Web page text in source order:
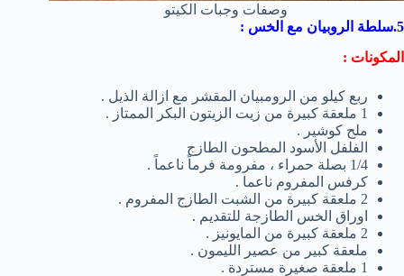
وصفات وجبات الكيتو
5.سلطة الروبيان مع الخس :
المكونات :
ربع كيلو من الرومبيان المقشر مع ازالة الذيل .
1 ملعقة كبيرة من زيت الزيتون البكر الممتاز .
ملح كوشير .
الفلفل الأسود المطحون الطازج
1/4 بصلة حمراء ، مفرومة فرماً ناعماً .
كرفس المفروم ناعما .
2 ملعقة كبيرة من الشبت الطازج المفروم .
اوراق الخس الطازجة للتقديم .
2 ملعقة كبيرة من المايونيز .
ملعقة كبير من عصير الليمون .
1 ملعقة صغيرة مستردة .